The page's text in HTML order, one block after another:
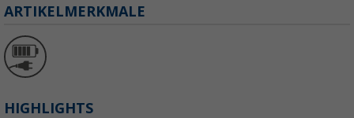
ARTIKELMERKMALE
HIGHLIGHTS